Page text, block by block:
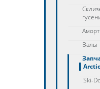
Валы
Ski-